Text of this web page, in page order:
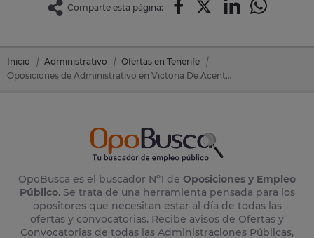
Comparte esta página:
Inicio Administrativo
Ofertas en Tenerife
Oposiciones de Administrativo en Victoria De Acentejo, La (Tenerife)
OpoBusca es el buscador Nº1 de Oposiciones y Empleo
Público. Se trata de una herramienta pensada para los
opositores que necesitan estar al día de todas las
ofertas y convocatorias. Recibe avisos de Ofertas y
Convocatorias de todas las Administraciones Públicas,